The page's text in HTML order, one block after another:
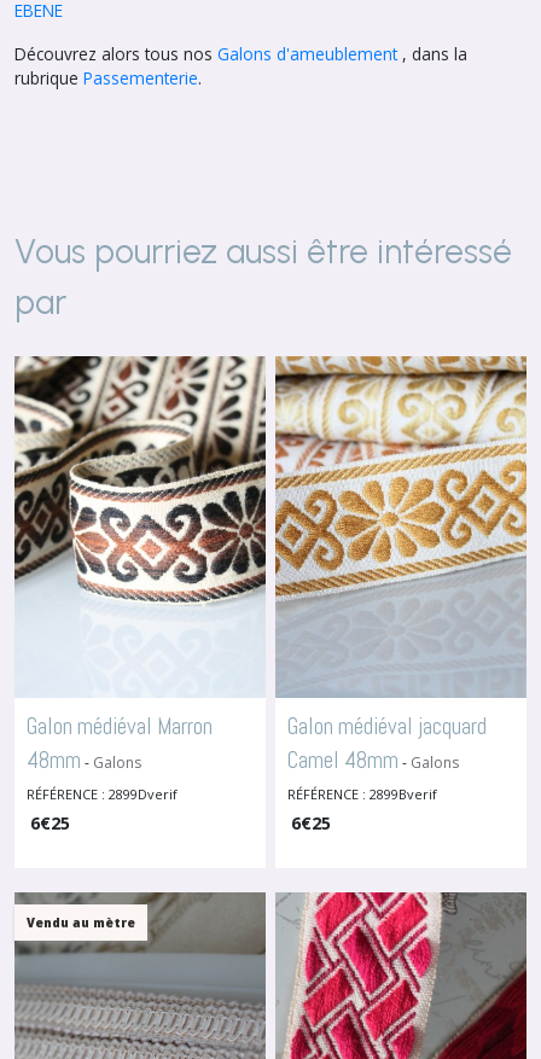
EBENE
Découvrez alors tous nos Galons d'ameublement, dans la
rubrique Passementerie.
Vous pourriez aussi être intéressé
par
Galon médiéval Marron
48mm - Galons
D'ameublement
RÉFÉRENCE : 2899Dverif
6€25
Galon médiéval jacquard
Camel 48mm - Galons
D'ameublement
RÉFÉRENCE : 2899Bverif
6€25
Vendu au mètre